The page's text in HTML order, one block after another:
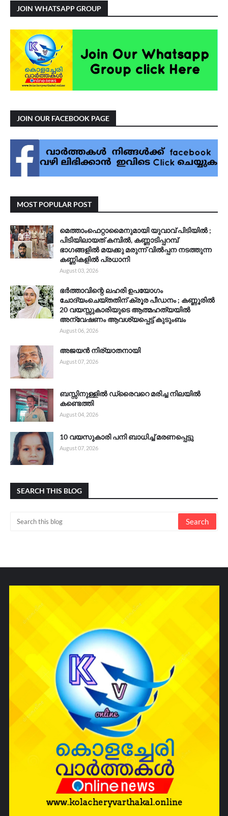
JOIN WHATSAPP GROUP
JOIN OUR FACEBOOK PAGE
MOST POPULAR POST
മെത്താംഫെറ്റാമൈനുമായി യുവാവ് പിടിയിൽ ;
പിടിയിലായത് കമ്പിൽ, കണ്ണാടിപ്പറമ്പ്
ഭാഗങ്ങളിൽ മയക്കു മരുന്ന് വിൽപ്പന നടത്തുന്ന
കണ്ണികളിൽ പ്രധാനി
August 03, 2026
ഭർത്താവിന്റെ ലഹരി ഉപയോഗം
ചോദ്യംചെയ്തതിന് ക്രൂര പീഡനം ; കണ്ണൂരിൽ
20 വയസ്സുകാരിയുടെ ആത്മഹത്യയിൽ
അന്വേഷണം ആവശ്യപ്പെട്ട് കുടുംബം
August 06, 2026
അജയൻ നിര്യാതനായി
August 07, 2026
ബസ്സിനുള്ളിൽ ഡ്രൈവറെ മരിച്ച നിലയിൽ
കണ്ടെത്തി
August 04, 2026
10 വയസുകാരി പനി ബാധിച്ച് മരണപ്പെട്ടു
August 07, 2026
SEARCH THIS BLOG